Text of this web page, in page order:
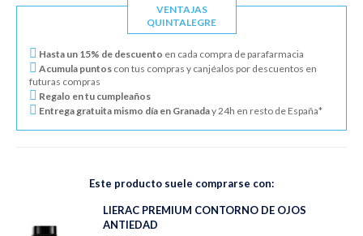
VENTAJAS
QUINTALEGRE
Hasta un 15% de descuento en cada compra de parafarmacia
Acumula puntos con tus compras y canjéalos por descuentos en
futuras compras
Regalo en tu cumpleaños
Entrega gratuita mismo día en Granaday 24h en resto de España*
Este producto suele comprarse con:
LIERAC PREMIUM CONTORNO DE OJOS
ANTIEDAD